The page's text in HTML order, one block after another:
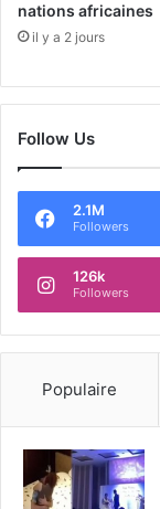
nations africaines
il y a 2 jours
Follow Us
2.1M
Followers
126k
Followers
Populaire